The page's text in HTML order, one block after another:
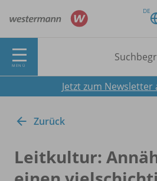
DE
MENÜ
Jetzt zum Newsletter
Zurück
Leitkultur: